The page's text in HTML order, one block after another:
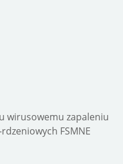
wirusowemu zapaleniu
FSMNE